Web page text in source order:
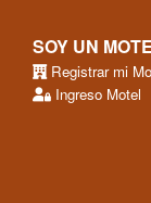
SOY UN
Registrar mi
Ingreso Motel